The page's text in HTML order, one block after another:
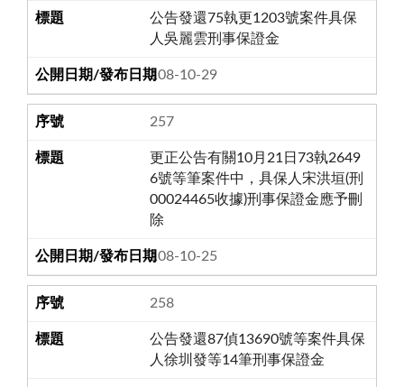
公告發還75執更1203號案件具保
人吳麗雲刑事保證金
108-10-29
257
更正公告有關10月21日73執2649
6號等筆案件中，具保人宋洪垣(刑
00024465收據)刑事保證金應予刪
除
108-10-25
258
公告發還87偵13690號等案件具保
人徐圳發等14筆刑事保證金